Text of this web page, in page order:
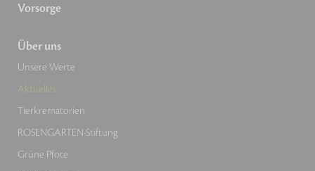
Vorsorge
Über uns
Unsere Werte
Aktuelles
Tierkrematorien
ROSENGARTEN-Stiftung
Grüne Pfote